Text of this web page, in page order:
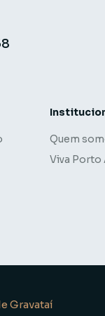
Quem
Viva Porto
Gravataí